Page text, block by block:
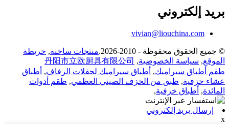
بريد إلكتروني
vivian@liouchina.com
© جميع الحقوق محفوظة - 2010-2026. منتجات ساخنة, خريطة
الموقع, سياسة الخصوصية,
丹阳市立欧厨具有限公司
طقم أطباق سيراميك, أطباق سيراميك لحفلات الزفاف, أطباق
عشاء خزفية, طبق من الخزف الصيني العظمي, طقم أدوات
المائدة, أطباق خزفية,
إرسال بريد إلكتروني
x